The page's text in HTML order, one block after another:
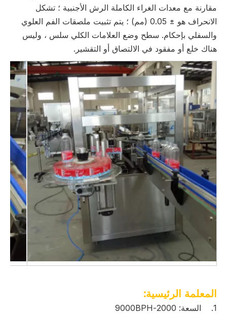
مقارنة مع معدات الغراء الكاملة الرش الأجنبية ؛ تشكل
الانحراف هو ± 0.05 (مم) ؛ يتم تثبيت ملصقات الفم العلوي
والسفلي بإحكام. سطح وضع العلامات الكلي سلس ، وليس
هناك خلع أو مفقود في الالتصاق أو التقشير.
المعلمة الرئيسية:
1.
السعة: 2000-9000BPH